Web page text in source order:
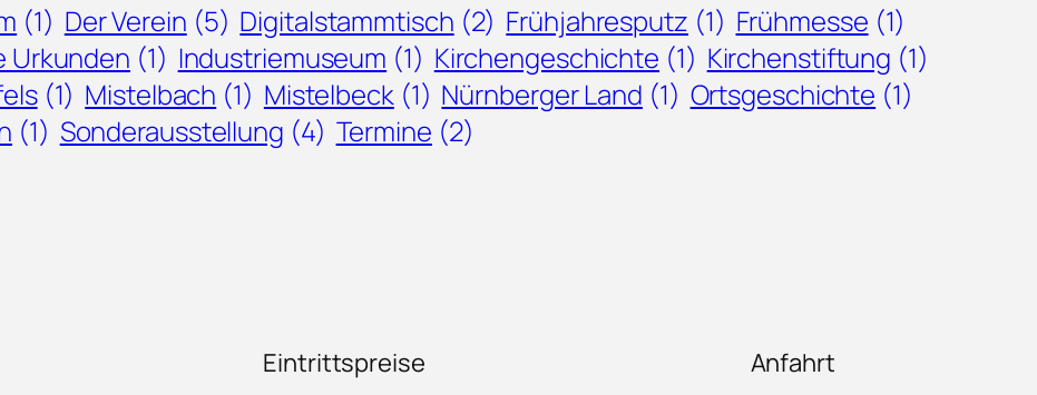
(1) Der Verein (5) Digitalstammtisch (2) Frühjahresputz (1) Frühmesse (1)
Urkunden (1) Industriemuseum (1) Kirchengeschichte (1) Kirchenstiftung (1)
(1) Mistelbach (1) Mistelbeck (1) Nürnberger Land (1) Ortsgeschichte (1)
(1) Sonderausstellung (4) Termine (2)
Eintrittspreise Anfahrt